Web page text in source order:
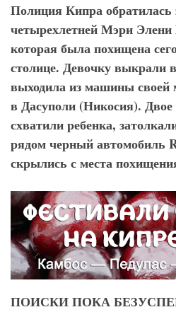
Полиция Кипра
четырехлетней Мэри Элени
которая была похищена
столице. Девочку выкрали
выходила из машины своей
в Дасуполи (Никосия). Двое
схватили ребенка,
рядом черный автомобиль
скрылись с места
ПОИСКИ ПОКА